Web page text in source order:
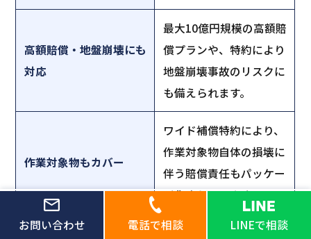
お問い合わせ 電話で相談 LINEで相談
高額賠償・地盤崩壊にも
対応
最大10億円規模の高額賠
償プランや、特約により
地盤崩壊事故のリスクに
も備えられます。
作業対象物もカバー
ワイド補償特約により、
作業対象物自体の損壊に
伴う賠償責任もパッケー
ジ化されています。